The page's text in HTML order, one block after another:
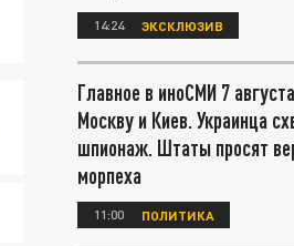
14:24 ЭКСКЛЮЗИВ
Главное в иноСМИ 7
Москву и Киев. Украинца
шпионаж. Штаты просят
морпеха
11:00 ПОЛИТИКА